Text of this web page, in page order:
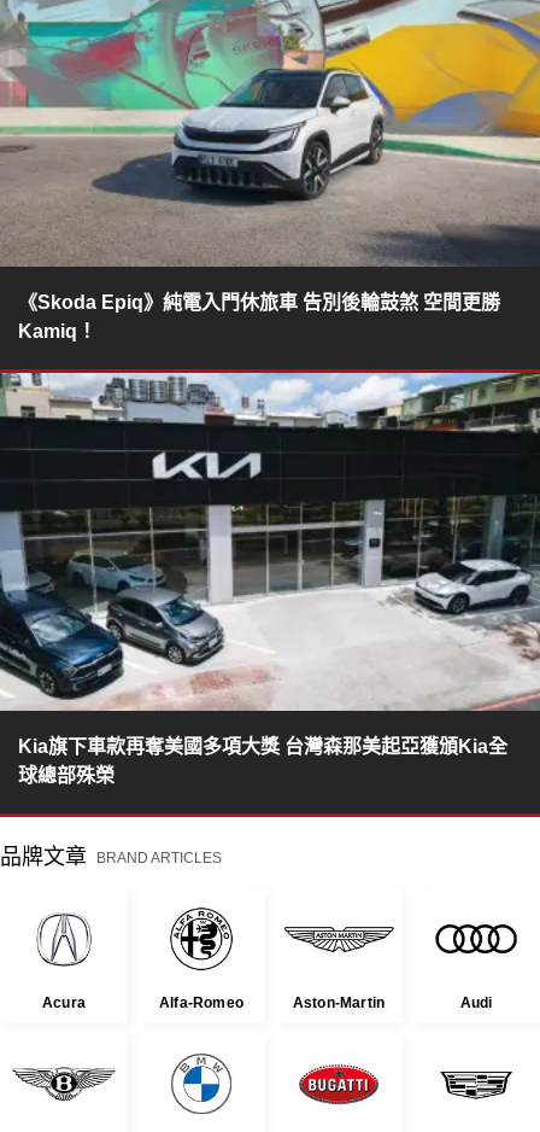
《Skoda Epiq》純電入門休旅車 告別後輪鼓煞 空間更勝
Kamiq！
Kia旗下車款再奪美國多項大獎 台灣森那美起亞獲頒Kia全
球總部殊榮
品牌文章 BRAND ARTICLES
Acura Alfa-Romeo Aston-Martin Audi